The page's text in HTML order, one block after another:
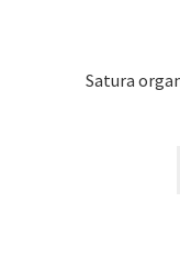
Sample Page
Satura